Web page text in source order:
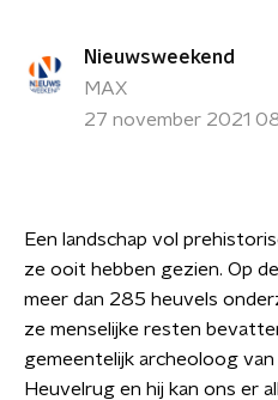
Nieuwsweekend
MAX
27 november 2021
Een landschap vol
ze ooit hebben gezien. Op
meer dan 285 heuvels
ze menselijke resten
gemeentelijk archeoloog
Heuvelrug en hij kan ons er